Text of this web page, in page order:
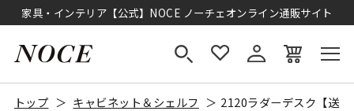
家具・インテリア【公式】NOCE ノーチェオンライン通販サイト
トップ キャビネット＆シェルフ
2120ラダーデスク【送